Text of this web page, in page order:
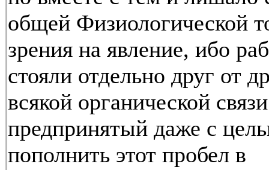
общей Физиологической
зрения на явление, ибо
стояли отдельно друг от
всякой органической
предпринятый даже с
пополнить этот пробел в